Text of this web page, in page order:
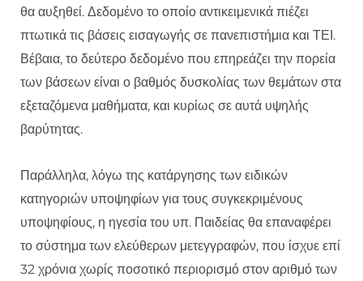
θα αυξηθεί. Δεδομένο το οποίο αντικειμενικά πιέζει
πτωτικά τις βάσεις εισαγωγής σε πανεπιστήμια και ΤΕΙ.
Βέβαια, το δεύτερο δεδομένο που επηρεάζει την πορεία
των βάσεων είναι ο βαθμός δυσκολίας των θεμάτων στα
εξεταζόμενα μαθήματα, και κυρίως σε αυτά υψηλής
βαρύτητας.
Παράλληλα, λόγω της κατάργησης των ειδικών
κατηγοριών υποψηφίων για τους συγκεκριμένους
υποψηφίους, η ηγεσία του υπ. Παιδείας θα επαναφέρει
το σύστημα των ελεύθερων μετεγγραφών, που ίσχυε επί
32 χρόνια χωρίς ποσοτικό περιορισμό στον αριθμό των